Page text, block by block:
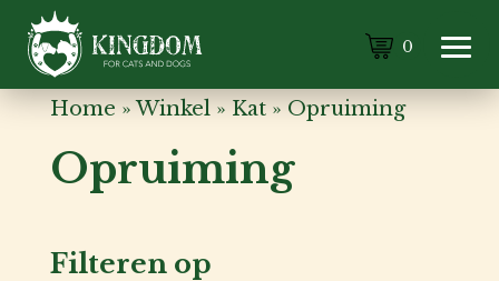
0
Home »Winkel» Kat» Opruiming
Opruiming
Filteren op